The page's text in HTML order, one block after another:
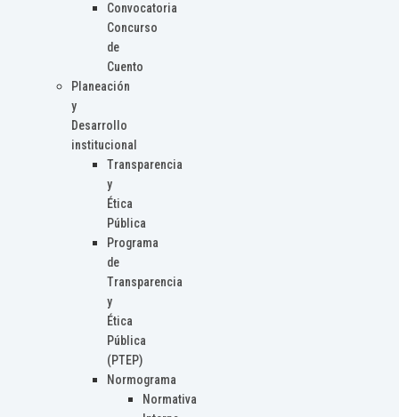
Convocatoria
Concurso
de
Cuento
Planeación
y
Desarrollo
institucional
Transparencia
y
Ética
Pública
Programa
de
Transparencia
y
Ética
Pública
(PTEP)
Normograma
Normativa